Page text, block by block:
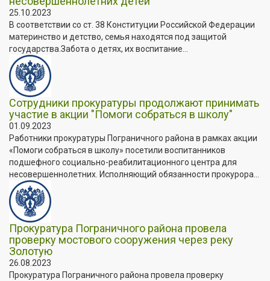
25.10.2023
В соответствии со ст. 38 Конституции Российской Федерации
материнство и детство, семья находятся под защитой
государства.Забота о детях, их воспитание...
Сотрудники прокуратуры продолжают принимать
участие в акции "Помоги собраться в школу"
01.09.2023
Работники прокуратуры Пограничного района в рамках акции
«Помоги собраться в школу» посетили воспитанников
подшефного социально-реабилитационного центра для
несовершеннолетних. Исполняющий обязанности прокурора...
Прокуратура Пограничного района провела
проверку мостового сооружения через реку
Золотую
26.08.2023
Прокуратура Пограничного района провела проверку